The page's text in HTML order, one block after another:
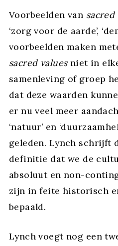
Voorbeelden van sacred
‘zorg voor de aarde’,
voorbeelden maken
sacred valuesniet in
samenleving of groep
dat deze waarden
er nu veel meer
‘natuur’ en
geleden. Lynch schrijft
definitie dat we de
absoluut en non-
zijn in feite historisch
bepaald.
Lynch voegt nog een